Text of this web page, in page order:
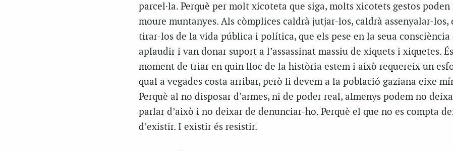
parcel·la. Perquè per molt xicoteta que siga, molts xicotets gestos poden
moure muntanyes. Als còmplices caldrà jutjar-los, caldrà assenyalar-los,
tirar-los de la vida pública i política, que els pese en la seua consciència
aplaudir i van donar suport a l’assassinat massiu de xiquets i xiquetes.
moment de triar en quin lloc de la història estem i això requereix un
qual a vegades costa arribar, però li devem a la població gaziana eixe
Perquè al no disposar d’armes, ni de poder real, almenys podem no
parlar d’això i no deixar de denunciar-ho. Perquè el que no es compta
d’existir. I existir és resistir.